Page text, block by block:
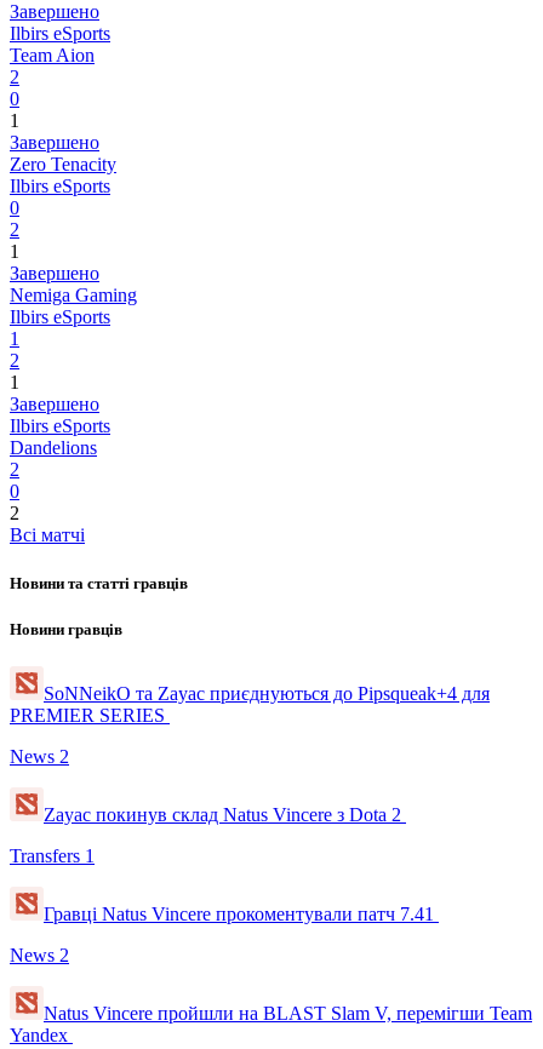
Завершено
Ilbirs eSports
Team Aion
2
0
1
Завершено
Zero Tenacity
Ilbirs eSports
0
2
1
Завершено
Nemiga Gaming
Ilbirs eSports
1
2
1
Завершено
Ilbirs eSports
Dandelions
2
0
2
Всі матчі
Новини та статті гравців
Новини гравців
SoNNeikO та Zayac приєднуються до Pipsqueak+4 для
PREMIER SERIES
News 2
Zayac покинув склад Natus Vincere з Dota 2
Transfers 1
Гравці Natus Vincere прокоментували патч 7.41
News 2
Natus Vincere пройшли на BLAST Slam V, перемігши Team
Yandex